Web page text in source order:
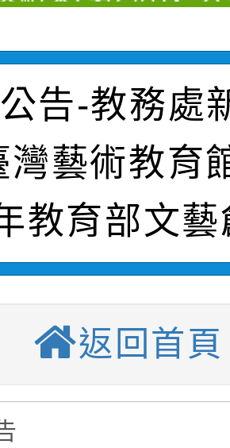
2招)
日本府B2大禮堂
大會暨第7屆會
動部全民運動署
區運動俱樂部營
1 份，請踴躍報
予出席人員公(
第七屆教育盃羽
結果(第9招)】
第1學期第7次
9招)
結果(第1招)】
第1學期第9次
結果(第3招)】
第3招)
年度新生補報到
第1學期第7次代
結果(第2招)】
告-教務處
灣藝術教育
教育部文
返回首頁